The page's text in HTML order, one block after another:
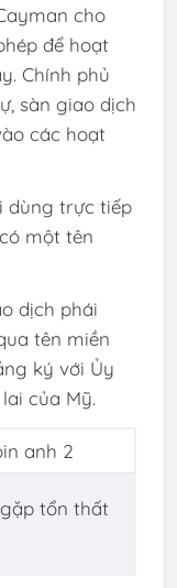
cho
để hoạt
Chính phủ
sàn giao dịch
các hoạt
dùng trực tiếp
một tên
dịch phái
tên miền
ký với Ủy
của Mỹ.
tổn thất